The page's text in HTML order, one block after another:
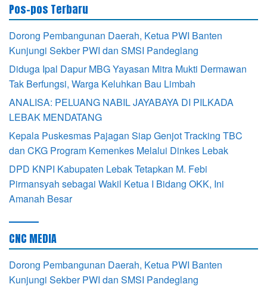
Pos-pos Terbaru
Dorong Pembangunan Daerah, Ketua PWI Banten
Kunjungi Sekber PWI dan SMSI Pandeglang
Diduga Ipal Dapur MBG Yayasan Mitra Mukti Dermawan
Tak Berfungsi, Warga Keluhkan Bau Limbah
ANALISA: PELUANG NABIL JAYABAYA DI PILKADA
LEBAK MENDATANG
Kepala Puskesmas Pajagan Siap Genjot Tracking TBC
dan CKG Program Kemenkes Melalui Dinkes Lebak
DPD KNPI Kabupaten Lebak Tetapkan M. Febi
Pirmansyah sebagai Wakil Ketua I Bidang OKK, Ini
Amanah Besar
CNC MEDIA
Dorong Pembangunan Daerah, Ketua PWI Banten
Kunjungi Sekber PWI dan SMSI Pandeglang